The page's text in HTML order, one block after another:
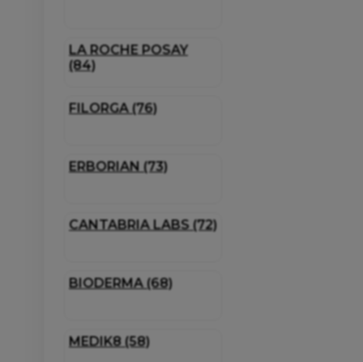
LA ROCHE POSAY
(84)
FILORGA (76)
ERBORIAN (73)
CANTABRIA LABS (72)
BIODERMA (68)
MEDIK8 (58)